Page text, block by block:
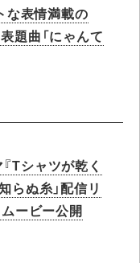
な表情満載の
題曲「にゃんて
Tシャツが乾く
らぬ糸」配信リ
ービー公開